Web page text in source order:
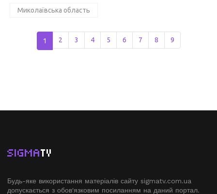
Миколаївська область
1 2 3 4 5 6 7 8 9
SIGMATV
Будь-яке використання матеріалів сайту sigmatv.com.ua
допускається з обов'язковим посиланням на даний портал.